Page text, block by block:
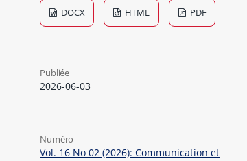
DOCX HTML PDF
Publiée
2026-06-03
Numéro
Vol. 16 No 02 (2026): Communication et